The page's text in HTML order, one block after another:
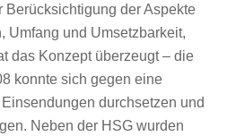
Berücksichtigung der Aspekte
Umfang und Umsetzbarkeit,
das Konzept überzeugt – die
konnte sich gegen eine
durchsetzen und
Neben der HSG wurden